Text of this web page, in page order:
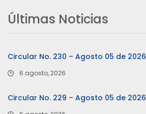
Últimas Noticias
Circular No. 230 – Agosto 05 de 2026
6 agosto, 2026
Circular No. 229 – Agosto 05 de 2026